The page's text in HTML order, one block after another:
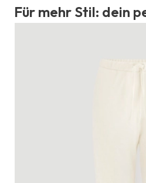
Für mehr Stil: dein